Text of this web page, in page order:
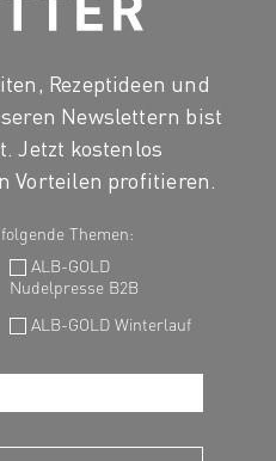
Rezeptideen und
Newslettern bist
Jetzt kostenlos
Vorteilen profitieren.